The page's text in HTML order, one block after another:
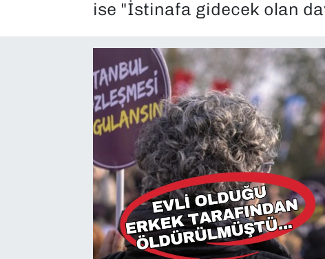
ise "İstinafa gidecek olan
TEKNOLOJİ
YEREL YÖNETİMLER